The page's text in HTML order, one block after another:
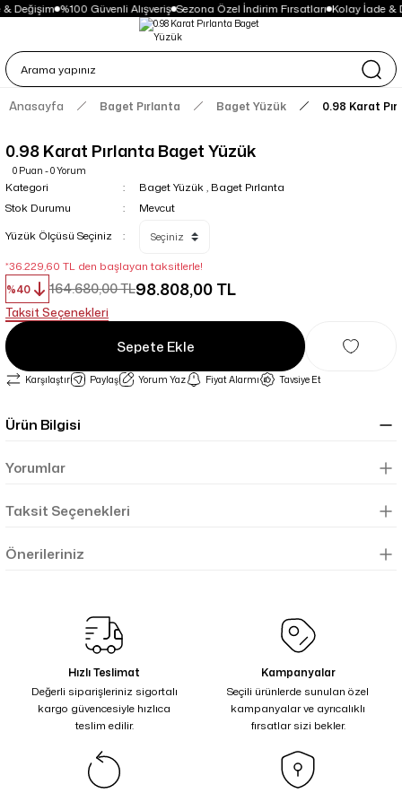
Değişim %100 Güvenli Alışveriş Sezona Özel İndirim Fırsatları Kolay İade &
Anasayfa Baget Pırlanta Baget Yüzük 0.98 Karat
0.98 Karat Pırlanta Baget Yüzük
0 Puan - 0 Yorum
Kategori Baget Yüzük, Baget Pırlanta
Stok Durumu
Mevcut
Yüzük Ölçüsü Seçiniz
*36.229,60 TL den başlayan taksitlerle!
%40
164.680,00 TL98.808,00 TL
Taksit Seçenekleri
Sepete Ekle
Karşılaştır Paylaş Yorum Yaz Fiyat Alarmı Tavsiye Et
Ürün Bilgisi
Yorumlar
Taksit Seçenekleri
Önerileriniz
Hızlı Teslimat
Değerli siparişleriniz sigortalı
kargo güvencesiyle hızlıca
teslim edilir.
Kampanyalar
Seçili ürünlerde sunulan özel
kampanyalar ve ayrıcalıklı
fırsatlar sizi bekler.